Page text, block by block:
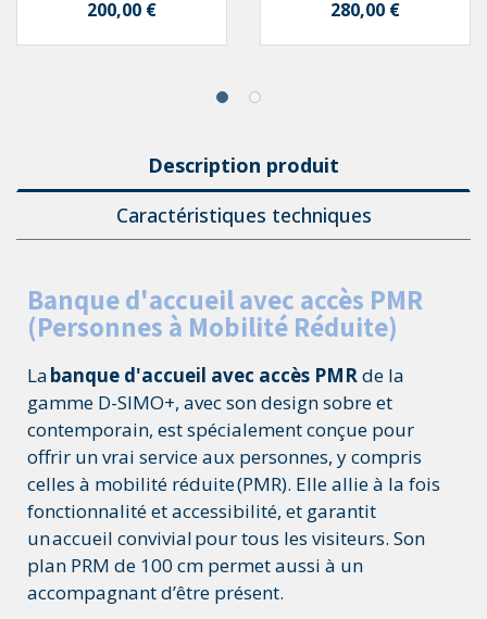
Prix
200,00 € Prix
280,00 €
Description produit
Caractéristiques techniques
Banque d'accueil avec accès PMR
(Personnes à Mobilité Réduite)
Labanque d'accueil avec accès PMRde la
gamme D-SIMO+, avec son design sobre et
contemporain, est spécialement conçue pour
offrir un vrai service aux personnes, y compris
celles à mobilité réduite (PMR). Elle allie à la fois
fonctionnalité et accessibilité, et garantit
un accueil convivial pour tous les visiteurs. Son
plan PRM de 100 cm permet aussi à un
accompagnant d’être présent.